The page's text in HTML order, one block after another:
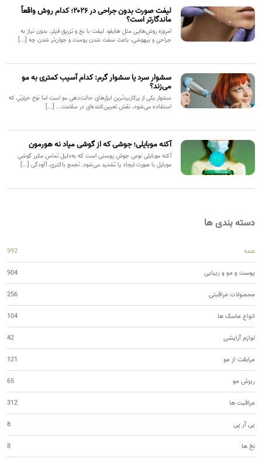
لیفت صورت بدون جراحی در ۲۰۲۶؛ کدام روش واقعاً
ماندگارتر است؟
امروزه روش‌هایی مثل هایفو، لیفت با نخ و تزریق فیلر، بدون نیاز به
جراحی و بیهوشی، باعث سفت شدن پوست و جوان‌تر شدن چه [...]
سشوار سرد یا سشوار گرم: کدام آسیب کمتری به مو
می‌زند؟
سشوار یکی از پرکاربردترین ابزارهای حالت‌دهی مو است اما نوع حرارتی که
استفاده می‌شود، نقش تعیین‌کننده‌ای در سلامت... [...]
آکنه موبایلی؛ جوشی که از گوشی میاد نه هورمون
آکنه موبایلی نوعی جوش پوستی است که به‌دلیل تماس مکرر گوشی
موبایل با صورت ایجاد یا تشدید می‌شود. تجمع باکتری، آلودگی [...]
دسته بندی ها
همه 992
پوست و مو و زیبایی 904
محصولات مراقبتی 256
انواع ماسک ها 104
لوازم آرایشی 42
مرابقت از مو 121
ریزش مو 65
مراقبت ها 312
پی آر پی 8
نخ ها 8